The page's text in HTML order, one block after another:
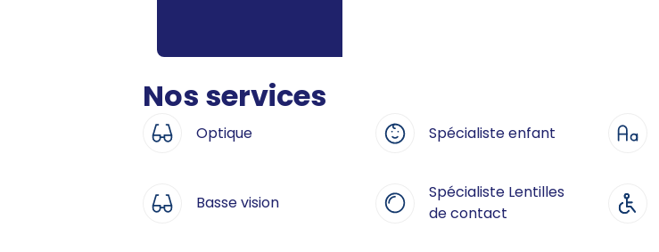
Nos services
Optique Spécialiste enfant
Basse vision
Spécialiste Lentilles
de contact